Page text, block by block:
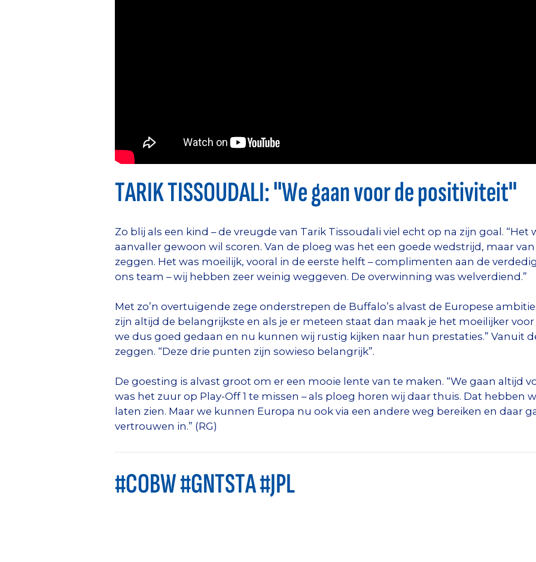
TARIK TISSOUDALI: "We gaan voor de positiviteit"
Zo blij als een kind – de vreugde van Tarik Tissoudali viel echt op na zijn goal. “Het
aanvaller gewoon wil scoren. Van de ploeg was het een goede wedstrijd, maar
zeggen. Het was moeilijk, vooral in de eerste helft – complimenten aan de
ons team – wij hebben zeer weinig weggeven. De overwinning was welverdiend.”
Met zo’n overtuigende zege onderstrepen de Buffalo’s alvast de Europese
zijn altijd de belangrijkste en als je er meteen staat dan maak je het moeilijker
we dus goed gedaan en nu kunnen wij rustig kijken naar hun prestaties.” Vanuit
zeggen. “Deze drie punten zijn sowieso belangrijk”.
De goesting is alvast groot om er een mooie lente van te maken. “We gaan altijd
was het zuur op Play-Off 1 te missen – als ploeg horen wij daar thuis. Dat hebben
laten zien. Maar we kunnen Europa nu ook via een andere weg bereiken en daar
vertrouwen in.” (RG)
#COBW #GNTSTA #JPL